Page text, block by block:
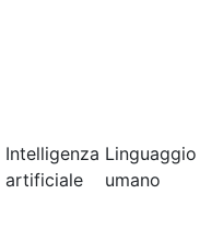
Intelligenza
artificiale
Linguaggio
umano